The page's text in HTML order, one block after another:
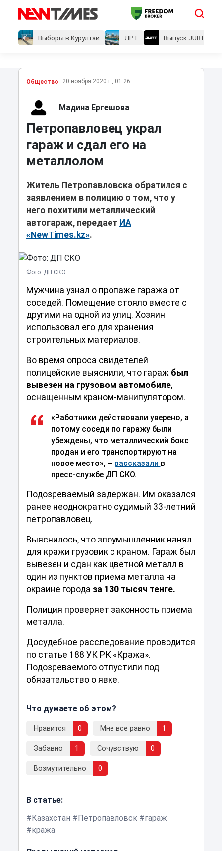
Выборы в Курултай ЛРТ Выпуск JURT
Общество 20 ноября 2020 г., 01:26
Мадина Ергешова
Петропавловец украл
гараж и сдал его на
металлолом
Житель Петропавловска обратился с
заявлением в полицию о том, что у
него похитили металлический
автогараж, передает ИА
«NewTimes.kz».
Фото: ДП СКО
Мужчина узнал о пропаже гаража от
соседей. Помещение стояло вместе с
другими на одной из улиц. Хозяин
использовал его для хранения
строительных материалов.
Во время опроса свидетелей
полицейские выяснили, что гараж был
вывезен на грузовом автомобиле,
оснащенным краном-манипулятором.
«Работники действовали уверено, а
потому соседи по гаражу были
убеждены, что металлический бокс
продан и его транспортируют на
новое место», – рассказали в
пресс-службе ДП СКО.
Подозреваемый задержан. Им оказался
ранее неоднократно судимый 33-летний
петропавловец.
Выяснилось, что злоумышленник нанял
для кражи грузовик с краном. Гараж был
вывезен и сдан как цветной металл в
один из пунктов приема металла на
окраине города за 130 тысяч тенге.
Полиция проверяет законность приема
металла.
Досудебное расследование проводится
по статье 188 УК РК «Кража».
Подозреваемого отпустили под
обязательство о явке.
Что думаете об этом?
Нравится 0 Мне все равно 1
Забавно 1 Сочувствую 0
Возмутительно 0
В статье:
Казахстан
Петропавловск
гараж
кража